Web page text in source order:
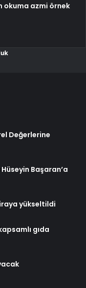
okuma azmi örnek
Değerlerine
Başaran’a
yükseltildi
gıda